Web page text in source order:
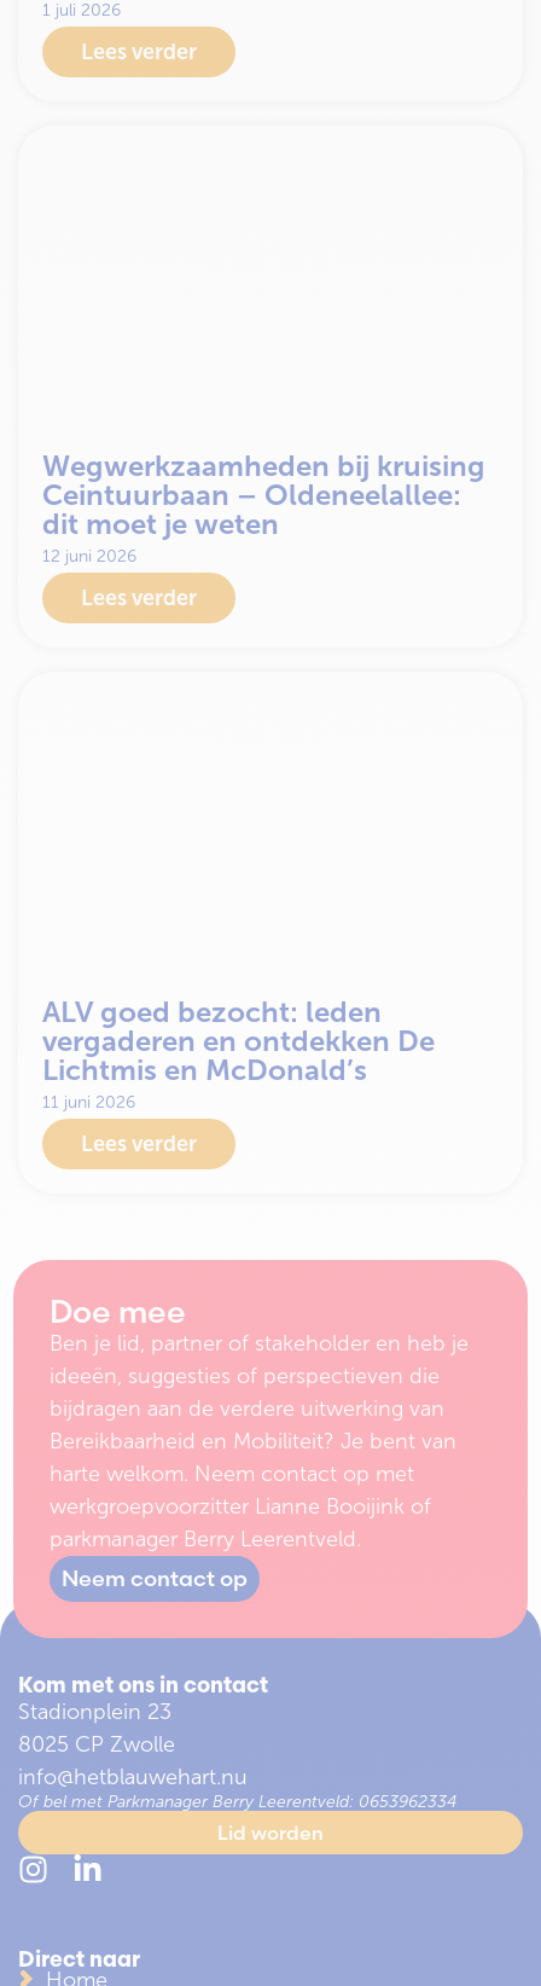
1 juli 2026
Lees verder
Wegwerkzaamheden bij kruising
Ceintuurbaan – Oldeneelallee:
dit moet je weten
12 juni 2026
Lees verder
ALV goed bezocht: leden
vergaderen en ontdekken De
Lichtmis en McDonald’s
11 juni 2026
Lees verder
Doe mee
Ben je lid, partner of stakeholder en heb je
ideeën, suggesties of perspectieven die
bijdragen aan de verdere uitwerking van
Bereikbaarheid en Mobiliteit? Je bent van
harte welkom. Neem contact op met
werkgroepvoorzitter Lianne Booijink of
parkmanager Berry Leerentveld.
Neem contact op
Kom met ons in contact
Stadionplein 23
8025 CP Zwolle
info@hetblauwehart.nu
Of bel met Parkmanager Berry Leerentveld: 0653962334
Lid worden
Direct naar
Home